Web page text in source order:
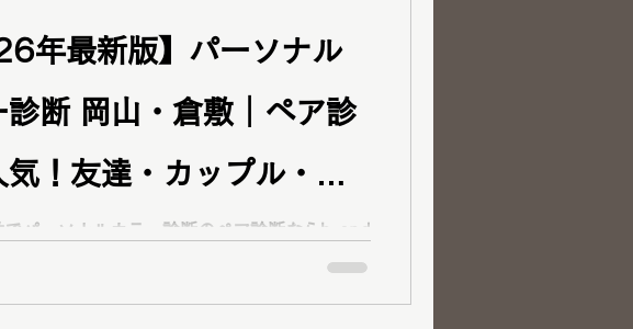
イクレッスン・ショッピング同行
ラー ブライダル ペア診断
提案 プレゼント
年最新版】パーソナル
診断 岡山・倉敷｜ペア診
気！友達・カップル・親
けるメリットを徹底解説
山・倉敷でパーソナルカ
でパーソナルカラー診断のペア診断ならbrand
診断で、お二人の魅力を比較しながら、似